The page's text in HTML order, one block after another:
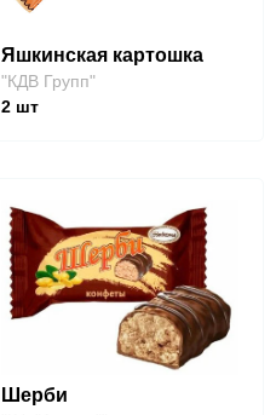
Яшкинская картошка
"КДВ Групп"
2 шт
Шерби